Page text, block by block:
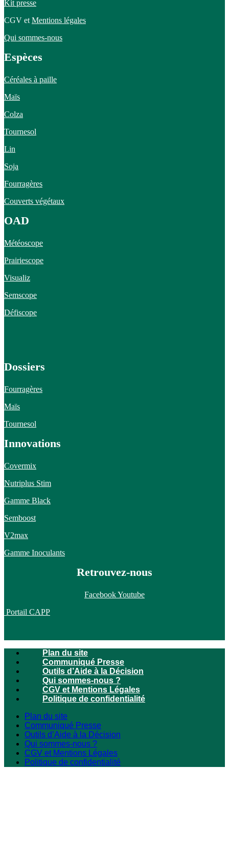
Kit presse
CGV et Mentions légales
Qui sommes-nous
Espèces
Céréales à paille
Maïs
Colza
Tournesol
Lin
Soja
Fourragères
Couverts végétaux
OAD
Météoscope
Prairiescope
Visualiz
Semscope
Défiscope
Dossiers
Fourragères
Maïs
Tournesol
Innovations
Covermix
Nutriplus Stim
Gamme Black
Semboost
V2max
Gamme Inoculants
Retrouvez-nous
FacebookYoutube
Portail CAPP
Plan du site
Communiqué Presse
Outils d’Aide à la Décision
Qui sommes-nous ?
CGV et Mentions Légales
Politique de confidentialité
Plan du site
Communiqué Presse
Outils d’Aide à la Décision
Qui sommes-nous ?
CGV et Mentions Légales
Politique de confidentialité